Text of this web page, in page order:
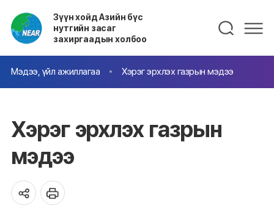
Зүүн хойд Азийн бүс
нутгийн засаг
захиргаадын холбоо
Мэдээ, үйл ажиллагаа Хэрэг эрхлэх газрын мэдээ
Хэрэг эрхлэх газрын
мэдээ